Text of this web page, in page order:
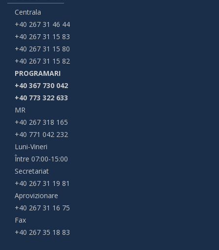
Centrala
+40 267 31 46 44
+40 267 31 15 83
+40 267 31 15 80
+40 267 31 15 82
PROGRAMARI
+40 367 730 042
+40 773 322 633
MR
+40 267 318 165
+40 771 042 232
Luni-Vineri
Între 07:00-15:00
Secretariat
+40 267 31 19 81
Aprovizionare
+40 267 31 16 75
Fax
+40 267 35 18 83